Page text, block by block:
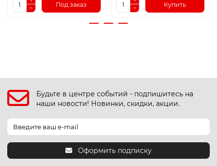
Под заказ Купить
Будьте в центре событий - подпишитесь на
наши новости! Новинки, скидки, акции.
Оформить подписку